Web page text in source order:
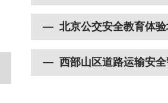
— 北京公交安全教育体验
— 西部山区道路运输安全